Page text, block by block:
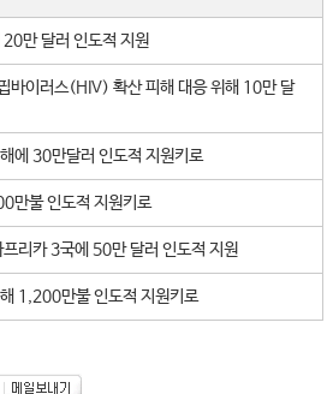
만 달러 인도적 지원
바이러스(HIV) 확산 피해 대응 위해 10만 달
에 30만달러 인도적 지원키로
만불 인도적 지원키로
리카 3국에 50만 달러 인도적 지원
1,200만불 인도적 지원키로